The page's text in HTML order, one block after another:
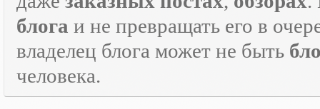
блога и не превращать его в
владелец блога может не быть
человека.